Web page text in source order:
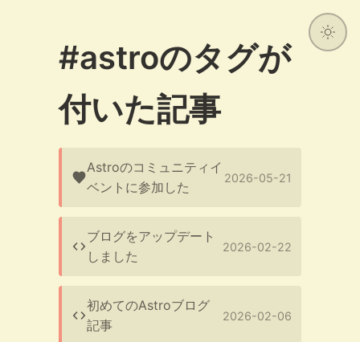
#astroのタグが
付いた記事
Astroのコミュニティイ
ベントに参加した
2026-05-21
ブログをアップデート
しました
2026-02-22
初めてのAstroブログ
記事
2026-02-06